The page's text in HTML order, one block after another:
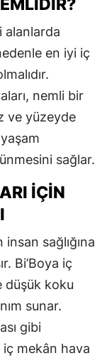
alanlarda
en iyi iç
nemli bir
ve yüzeyde
sağlar.
İÇIN
sağlığına
Bi’Boya iç
düşük koku
sunar.
gibi
mekân hava